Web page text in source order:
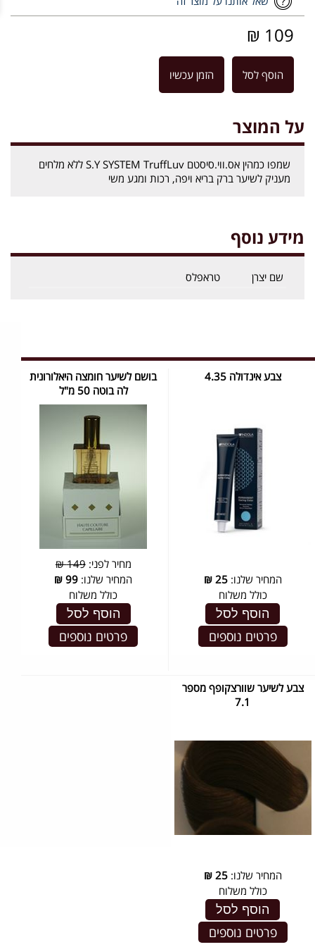
109 ₪
הוסף לסל הזמן עכשיו
על המוצר
שמפו כמהין אס.ווי.סיסטם S.Y SYSTEM TruffLuv ללא מלחים
מעניק לשיער ברק בריא ויפה, רכות ומגע משי
מידע נוסף
שם יצרן טראפלס
צבע אינדולה 4.35
המחיר שלנו:25
₪
כולל משלוח
הוסף לסל
פרטים נוספים
בושם לשיער חומצה היאלורונית
לה בוטה 50 מ"ל
מחיר לפני:149 ₪
המחיר שלנו: 99
₪
כולל משלוח
הוסף לסל
פרטים נוספים
צבע לשיער שוורצקופף מספר
7.1
המחיר שלנו:25
₪
כולל משלוח
הוסף לסל
פרטים נוספים